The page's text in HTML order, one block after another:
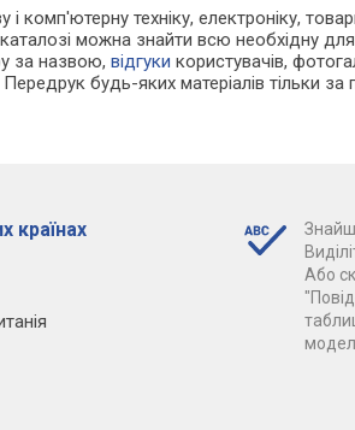
і комп'ютерну техніку, електроніку,
можна знайти всю необхідну
за назвою,відгуки користувачів,
Передрук будь-яких матеріалів тільки
країнах
Або